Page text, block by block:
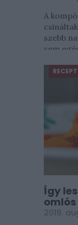
A
szebb
sem
RECEPT
Így
omlós
2019.